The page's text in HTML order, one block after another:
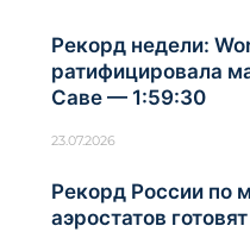
Рекорд недели:
ратифицировала
Саве — 1:59:30
23.07.2026
Рекорд России по
аэростатов